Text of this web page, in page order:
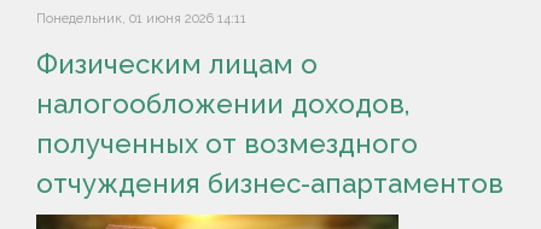
Понедельник, 01 июня 2026 14:11
Физическим лицам о
налогообложении доходов,
полученных от возмездного
отчуждения бизнес-апартаментов